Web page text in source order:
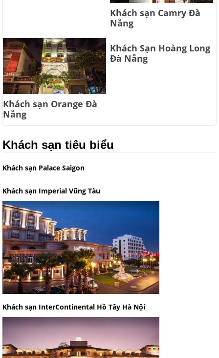
Khách sạn Camry Đà
Nẵng
Khách sạn Orange Đà
Nẵng
Khách Sạn Hoàng Long
Đà Nẵng
Khách sạn tiêu biểu
Khách sạn Palace Saigon
Khách sạn Imperial Vũng Tàu
Khách sạn InterContinental Hồ Tây Hà Nội